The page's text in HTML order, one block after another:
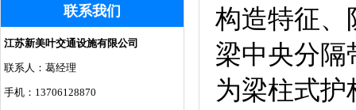
构造特征、
梁中央分隔
为梁柱式
联系我们
江苏新美叶交通设施有限公司
联系人：葛经理
手机：13706128870